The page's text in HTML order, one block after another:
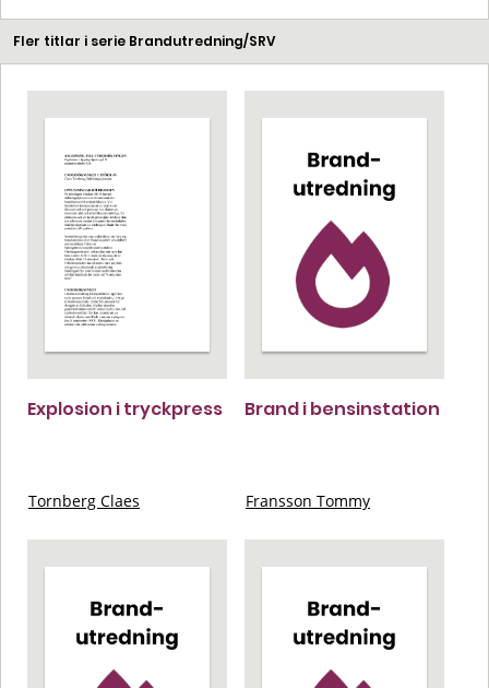
Fler titlar i serie Brandutredning/SRV
Explosion i tryckpress
Tornberg Claes
Brand i bensinstation
Fransson Tommy